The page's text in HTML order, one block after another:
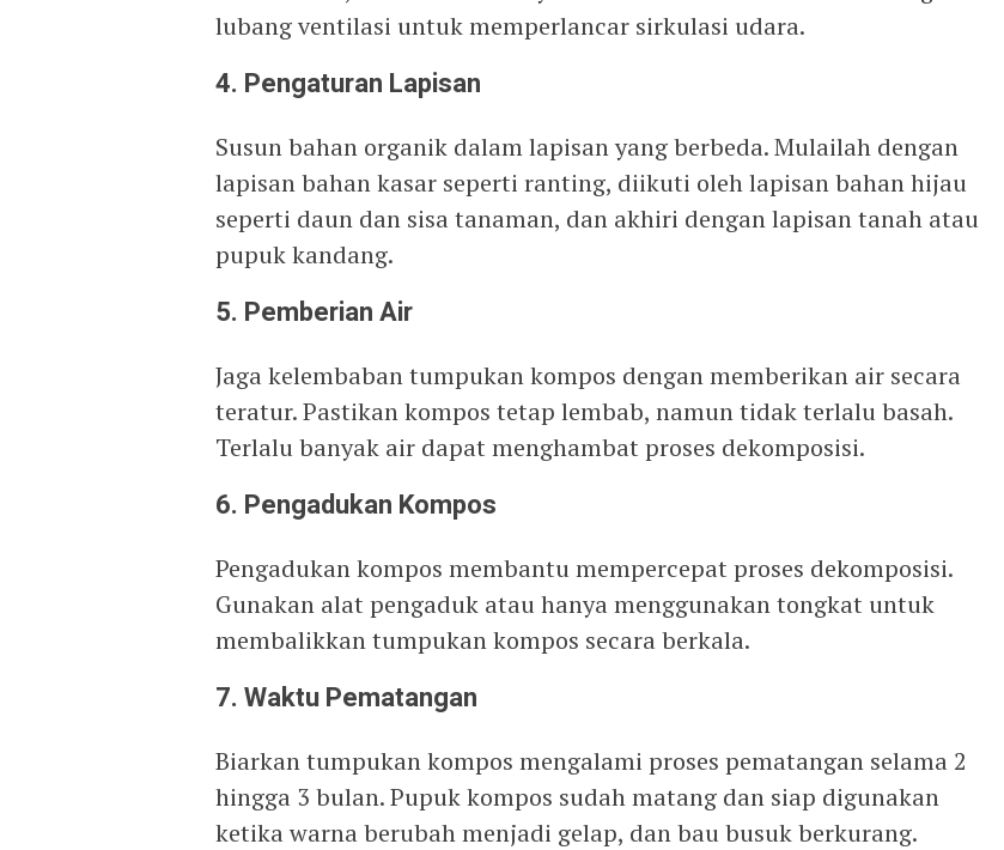
lubang ventilasi untuk memperlancar sirkulasi udara.
4. Pengaturan Lapisan
Susun bahan organik dalam lapisan yang berbeda. Mulailah dengan
lapisan bahan kasar seperti ranting, diikuti oleh lapisan bahan hijau
seperti daun dan sisa tanaman, dan akhiri dengan lapisan tanah atau
pupuk kandang.
5. Pemberian Air
Jaga kelembaban tumpukan kompos dengan memberikan air secara
teratur. Pastikan kompos tetap lembab, namun tidak terlalu basah.
Terlalu banyak air dapat menghambat proses dekomposisi.
6. Pengadukan Kompos
Pengadukan kompos membantu mempercepat proses dekomposisi.
Gunakan alat pengaduk atau hanya menggunakan tongkat untuk
membalikkan tumpukan kompos secara berkala.
7. Waktu Pematangan
Biarkan tumpukan kompos mengalami proses pematangan selama 2
hingga 3 bulan. Pupuk kompos sudah matang dan siap digunakan
ketika warna berubah menjadi gelap, dan bau busuk berkurang.